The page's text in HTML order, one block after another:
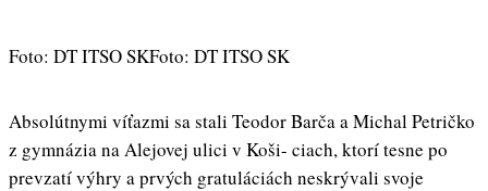
Foto: DT ITSO SKFoto: DT ITSO SK
Absolútnymi víťazmi sa stali Teodor Barča a Michal Petričko
z gymnázia na Alejovej ulici v Koši- ciach, ktorí tesne po
prevzatí výhry a prvých gratuláciách neskrývali svoje